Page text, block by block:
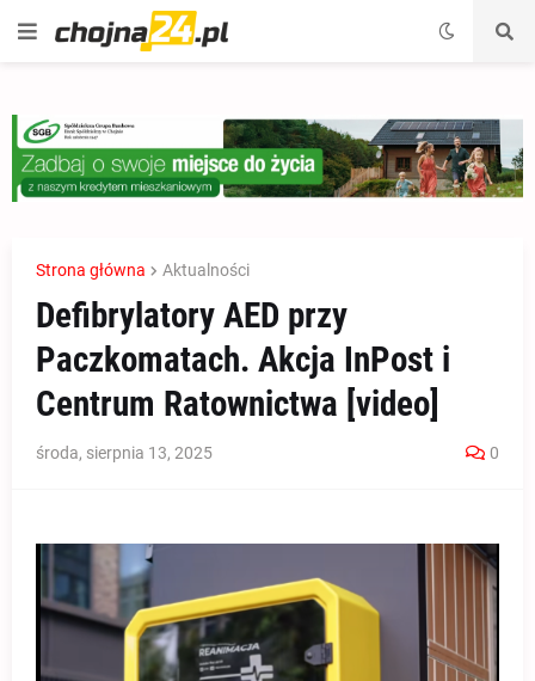
Strona główna Aktualności
Defibrylatory AED przy
Paczkomatach. Akcja InPost i
Centrum Ratownictwa [video]
środa, sierpnia 13, 2025 0